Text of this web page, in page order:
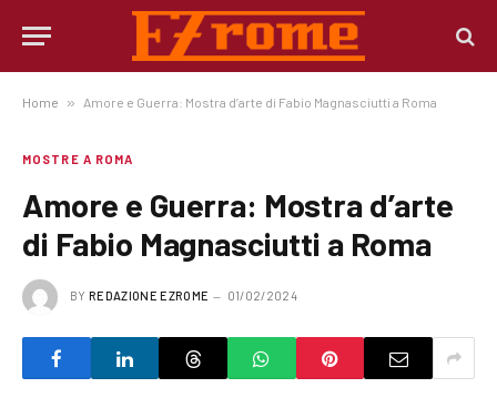
Home » Amore e Guerra: Mostra d’arte di Fabio Magnasciutti a Roma
MOSTRE A ROMA
Amore e Guerra: Mostra d’arte
di Fabio Magnasciutti a Roma
BY REDAZIONE EZROME 01/02/2024